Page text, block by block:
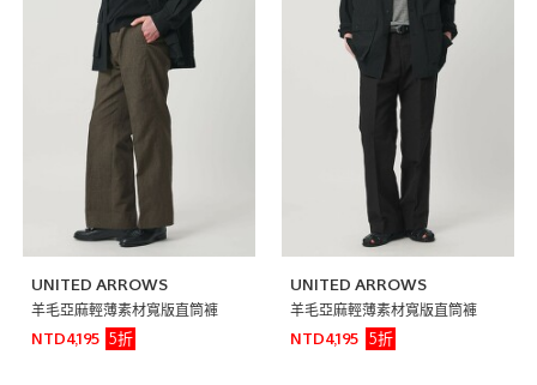
UNITED ARROWS
羊毛亞麻輕薄素材寬版直筒褲
NTD4,195
5折
UNITED ARROWS
羊毛亞麻輕薄素材寬版直筒褲
NTD4,195
5折